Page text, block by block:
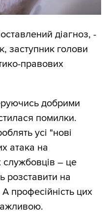
діагноз, -
заступник голови
правових
добрими
помилки.
усі "нові
атака на
– це
розставити на
професійність цих